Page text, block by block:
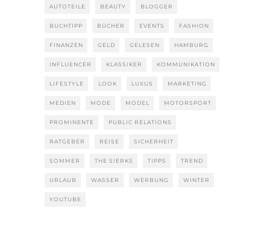
AUTOTEILE BEAUTY BLOGGER
BUCHTIPP BÜCHER EVENTS FASHION
FINANZEN GELD GELESEN HAMBURG
INFLUENCER KLASSIKER KOMMUNIKATION
LIFESTYLE LOOK LUXUS MARKETING
MEDIEN MODE MODEL MOTORSPORT
PROMINENTE PUBLIC RELATIONS
RATGEBER REISE SICHERHEIT
SOMMER THE SIERKS TIPPS TREND
URLAUB WASSER WERBUNG WINTER
YOUTUBE